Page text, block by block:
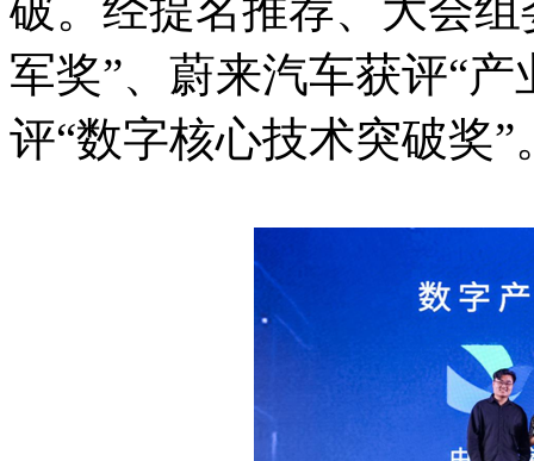
军奖”、蔚来汽车获评“
评“数字核心技术突破奖”